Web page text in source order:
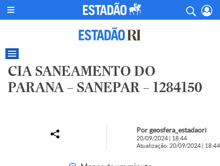
CIA SANEAMENTO DO
PARANA – SANEPAR – 1284150
Por geosfera_estadaori
20/09/2024 | 18:44
Atualização: 20/09/2024 | 18:44